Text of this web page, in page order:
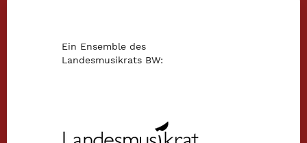
Ein Ensemble des
Landesmusikrats BW: